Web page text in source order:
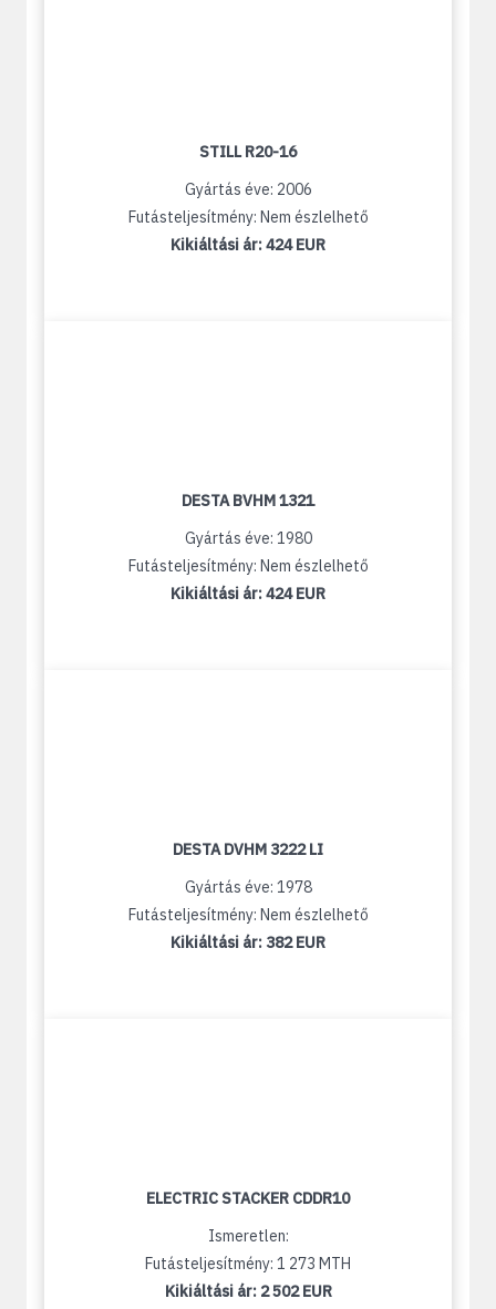
STILL R20-16
Gyártás éve: 2006
Futásteljesítmény: Nem észlelhető
Kikiáltási ár:424 EUR
DESTA BVHM 1321
Gyártás éve: 1980
Futásteljesítmény: Nem észlelhető
Kikiáltási ár:424 EUR
DESTA DVHM 3222 LI
Gyártás éve: 1978
Futásteljesítmény: Nem észlelhető
Kikiáltási ár: 382 EUR
ELECTRIC STACKER CDDR10
Ismeretlen:
Futásteljesítmény: 1 273 MTH
Kikiáltási ár: 2 502 EUR